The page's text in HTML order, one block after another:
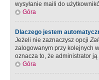
wysyłanie maili do
Góra
Dlaczego jestem
Jeżeli nie zaznaczysz opcji
zalogowanym przy kolejnych
oznacza to, że administrator ją
Góra